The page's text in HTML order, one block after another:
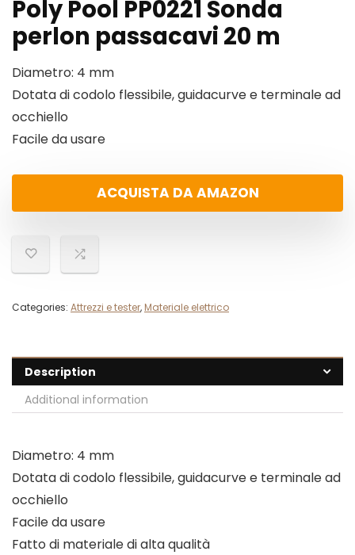
Poly Pool PP0221 Sonda
perlon passacavi 20 m
Diametro: 4 mm
Dotata di codolo flessibile, guidacurve e terminale ad
occhiello
Facile da usare
ACQUISTA DA AMAZON
Categories: Attrezzi e tester, Materiale elettrico
Description
Additional information
Diametro: 4 mm
Dotata di codolo flessibile, guidacurve e terminale ad
occhiello
Facile da usare
Fatto di materiale di alta qualità